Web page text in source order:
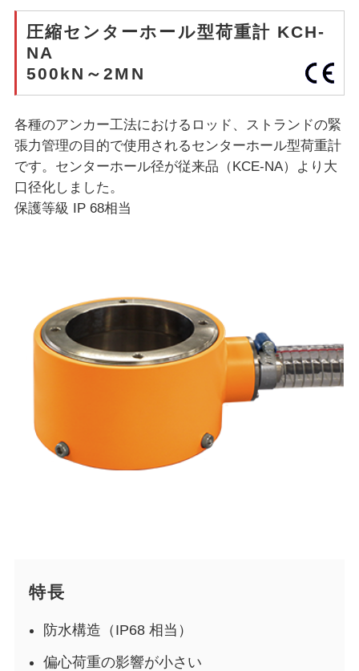
圧縮センターホール型荷重計 KCH-
NA
500kN～2MN
各種のアンカー工法におけるロッド、ストランドの緊
張力管理の目的で使用されるセンターホール型荷重計
です。センターホール径が従来品（KCE-NA）より大
口径化しました。
保護等級 IP 68相当
特長
防水構造（IP68 相当）
偏心荷重の影響が小さい